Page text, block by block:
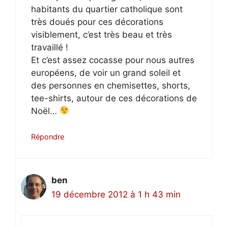
habitants du quartier catholique sont
très doués pour ces décorations
visiblement, c’est très beau et très
travaillé !
Et c’est assez cocasse pour nous autres
européens, de voir un grand soleil et
des personnes en chemisettes, shorts,
tee-shirts, autour de ces décorations de
Noël…
Répondre
ben
19 décembre 2012 à 1 h 43 min